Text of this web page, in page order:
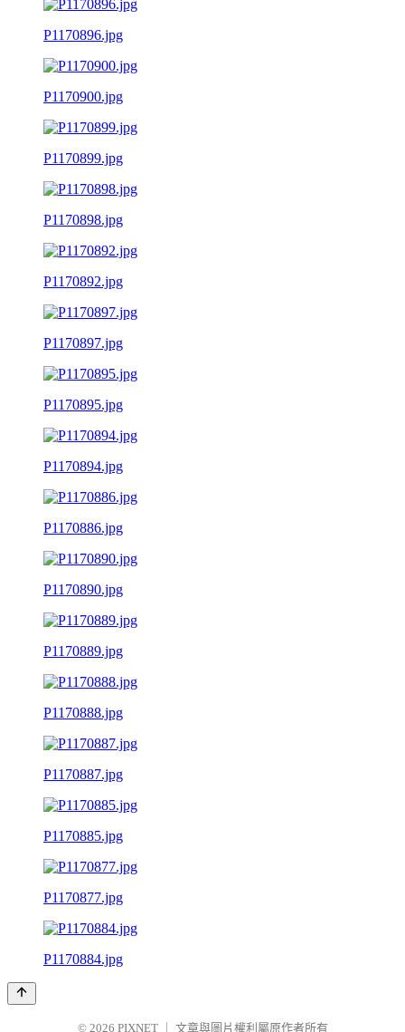
P1170896.jpg
P1170900.jpg
P1170899.jpg
P1170898.jpg
P1170892.jpg
P1170897.jpg
P1170895.jpg
P1170894.jpg
P1170886.jpg
P1170890.jpg
P1170889.jpg
P1170888.jpg
P1170887.jpg
P1170885.jpg
P1170877.jpg
P1170884.jpg
© 2026 PIXNET 文章與圖片權利屬原作者所有